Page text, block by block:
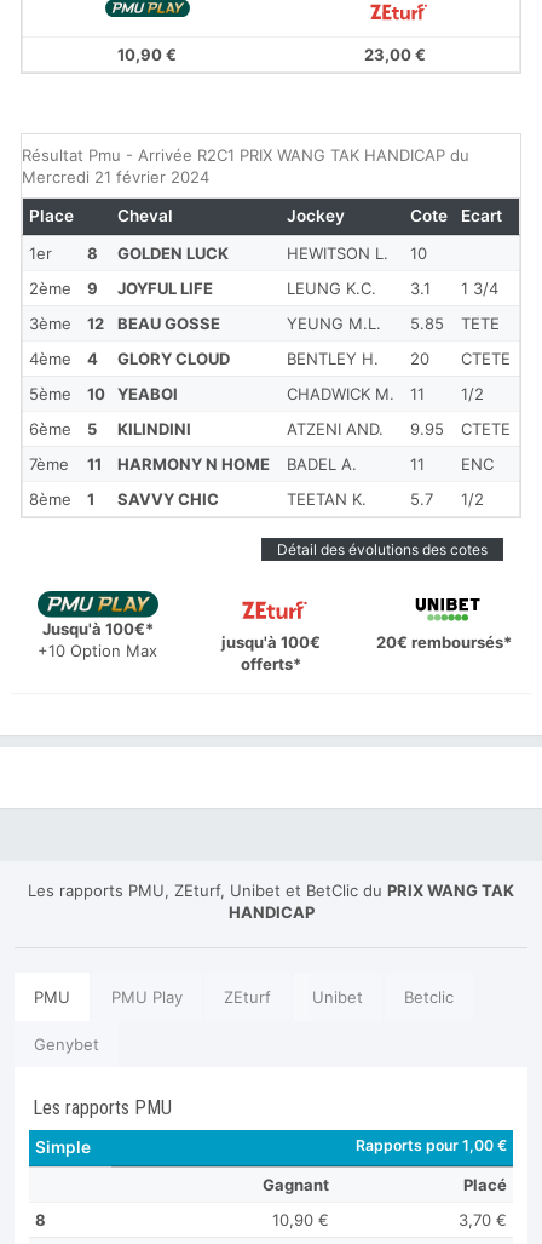
10,90 € 23,00 €
Résultat Pmu - Arrivée R2C1 PRIX WANG TAK HANDICAP du
Mercredi 21 février 2024
1er 8 GOLDEN LUCK HEWITSON L.
10
2ème
9 JOYFUL LIFE LEUNG K.C. 3.1
1 3/4
3ème
12 BEAU GOSSE YEUNG M.L. 5.85
TETE
4ème
4 GLORY CLOUD BENTLEY H. 20
CTETE
5ème
10 YEABOI CHADWICK M. 11
1/2
6ème
5 KILINDINI ATZENI AND. 9.95
CTETE
7ème
11 HARMONY N HOME BADEL A. 11
ENC
8ème
1 SAVVY CHIC TEETAN K. 5.7 1/2
Place Cheval Jockey Cote Ecart
Détail des évolutions des cotes
Jusqu'à 100€*
+10 Option Max
jusqu'à 100€
offerts*
20€ remboursés*
Les rapports PMU, ZEturf, Unibet et BetClic du PRIX WANG TAK
HANDICAP
PMU PMU Play ZEturf Unibet Betclic
Genybet
Les rapports PMU
Simple Rapports pour 1,00 €
Gagnant
Placé
8
10,90 €
3,70 €